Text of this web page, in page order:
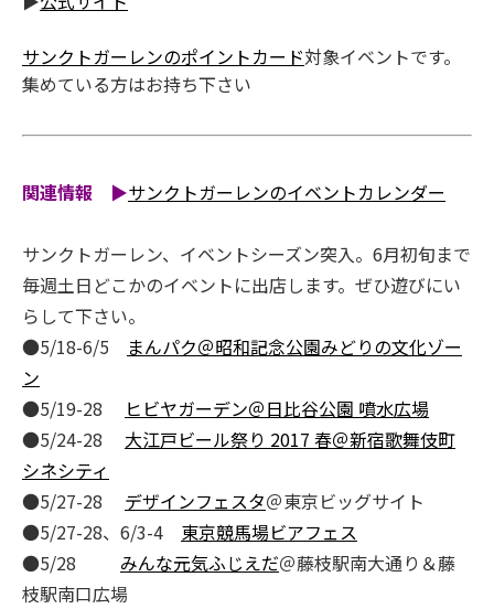
サンクトガーレンのポイントカード対象イベントです。
集めている方はお持ち下さい
関連情報 ▶サンクトガーレンのイベントカレンダー
サンクトガーレン、イベントシーズン突入。6月初旬まで
毎週土日どこかのイベントに出店します。ぜひ遊びにい
らして下さい。
●5/18-6/5
まんパク＠昭和記念公園みどりの文化ゾー
ン
●5/19-28
ヒビヤガーデン＠日比谷公園 噴水広場
●5/24-28 大江戸ビール祭り 2017 春＠新宿歌舞伎町
シネシティ
●5/27-28 デザインフェスタ＠東京ビッグサイト
●5/27-28、6/3-4 東京競馬場ビアフェス
●5/28 みんな元気ふじえだ＠藤枝駅南大通り＆藤
枝駅南口広場